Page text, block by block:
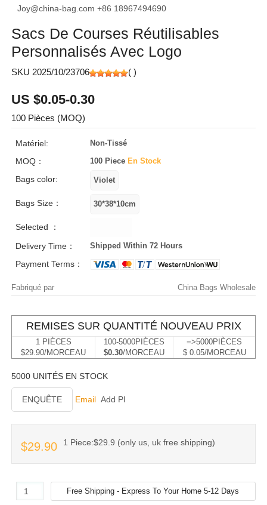
Joy@china-bag.com +86 18967494690
Sacs De Courses Réutilisables
Personnalisés Avec Logo
SKU 2025/10/23706 ( )
US $0.05-0.30
100 Pièces (MOQ)
Matériel: Non-Tissé
MOQ： 100 Piece En Stock
Bags color:
Bags Size：
Selected ：
Delivery Time：
Shipped Within 72 Hours
Payment Terms：
Fabriqué par China Bags Wholesale
REMISES SUR QUANTITÉ NOUVEAU PRIX
1 PIÈCES
$29.90/MORCEAU
100-5000PIÈCES
$0.30/MORCEAU
=>5000PIÈCES
$ 0.05/MORCEAU
5000 UNITÉS EN STOCK
ENQUÊTE Email Add PI
$29.90 1 Piece:$29.9 (only us, uk free shipping)